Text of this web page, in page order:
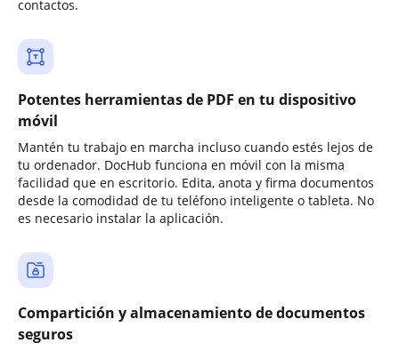
contactos.
Potentes herramientas de PDF en tu dispositivo
móvil
Mantén tu trabajo en marcha incluso cuando estés lejos de
tu ordenador. DocHub funciona en móvil con la misma
facilidad que en escritorio. Edita, anota y firma documentos
desde la comodidad de tu teléfono inteligente o tableta. No
es necesario instalar la aplicación.
Compartición y almacenamiento de documentos
seguros